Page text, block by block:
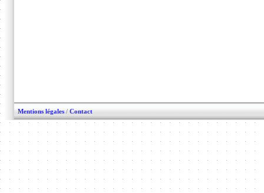
Mentions légales / Contact